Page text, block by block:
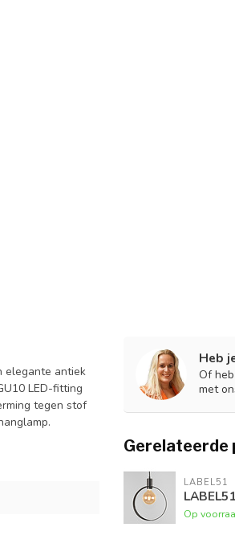
elegante antiek
LED-fitting
tegen stof
Heb
Of
met
Gerelateerde
LABEL51
Op